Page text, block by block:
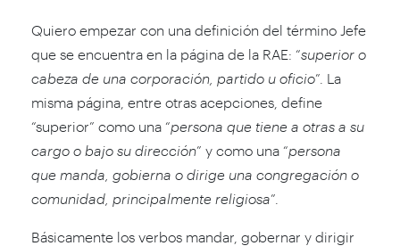
Quiero empezar con una definición del término Jefe
que se encuentra en la página de la RAE: “superior o
cabeza de una corporación, partido u oficio”. La
misma página, entre otras acepciones, define
“superior” como una “persona que tiene a otras a su
cargo o bajo su dirección” y como una “persona
que manda, gobierna o dirige una congregación o
comunidad, principalmente religiosa”.
Básicamente los verbos mandar, gobernar y dirigir